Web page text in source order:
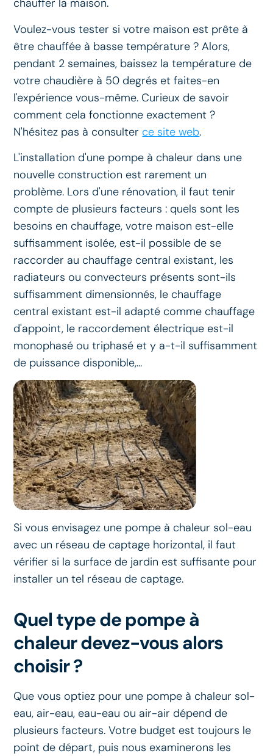
chauffer la maison.
Voulez-vous tester si votre maison est prête à
être chauffée à basse température ? Alors,
pendant 2 semaines, baissez la température de
votre chaudière à 50 degrés et faites-en
l'expérience vous-même. Curieux de savoir
comment cela fonctionne exactement ?
N'hésitez pas à consulterce site web.
L'installation d'une pompe à chaleur dans une
nouvelle construction est rarement un
problème. Lors d'une rénovation, il faut tenir
compte de plusieurs facteurs : quels sont les
besoins en chauffage, votre maison est-elle
suffisamment isolée, est-il possible de se
raccorder au chauffage central existant, les
radiateurs ou convecteurs présents sont-ils
suffisamment dimensionnés, le chauffage
central existant est-il adapté comme chauffage
d'appoint, le raccordement électrique est-il
monophasé ou triphasé et y a-t-il suffisamment
de puissance disponible,...
Si vous envisagez une pompe à chaleur sol-eau
avec un réseau de captage horizontal, il faut
vérifier si la surface de jardin est suffisante pour
installer un tel réseau de captage.
Quel type de pompe à
chaleur devez-vous alors
choisir ?
Que vous optiez pour une pompe à chaleur sol-
eau, air-eau, eau-eau ou air-air dépend de
plusieurs facteurs. Votre budget est toujours le
point de départ, puis nous examinerons les